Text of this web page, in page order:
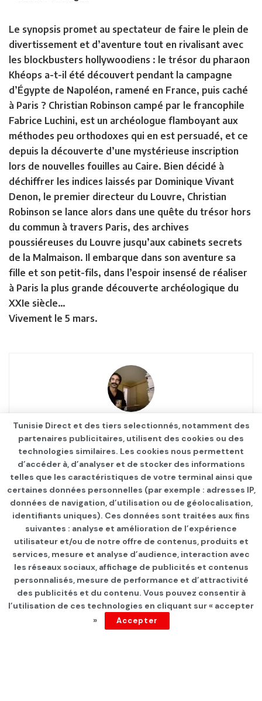
Le synopsis promet au spectateur de faire le plein de
divertissement et d’aventure tout en rivalisant avec
les blockbusters hollywoodiens : le trésor du pharaon
Khéops a-t-il été découvert pendant la campagne
d’Égypte de Napoléon, ramené en France, puis caché
à Paris ? Christian Robinson campé par le francophile
Fabrice Luchini, est un archéologue flamboyant aux
méthodes peu orthodoxes qui en est persuadé, et ce
depuis la découverte d’une mystérieuse inscription
lors de nouvelles fouilles au Caire. Bien décidé à
déchiffrer les indices laissés par Dominique Vivant
Denon, le premier directeur du Louvre, Christian
Robinson se lance alors dans une quête du trésor hors
du commun à travers Paris, des archives
poussiéreuses du Louvre jusqu’aux cabinets secrets
de la Malmaison. Il embarque dans son aventure sa
fille et son petit-fils, dans l’espoir insensé de réaliser
à Paris la plus grande découverte archéologique du
XXIe siècle…
Vivement le 5 mars.
Waley Eddine Messaoudi
Page d'accueil CULTURE
Le documentaire sur la
bataille de Somalie «
Surviving black hawk down »
sur Netflix à partir du 10
Tunisie Direct et des tiers selectionnés, notamment des
partenaires publicitaires, utilisent des cookies ou des
technologies similaires. Les cookies nous permettent
d’accéder à, d’analyser et de stocker des informations
telles que les caractéristiques de votre terminal ainsi que
certaines données personnelles (par exemple : adresses IP,
données de navigation, d’utilisation ou de géolocalisation,
identifiants uniques). Ces données sont traitées aux fins
suivantes : analyse et amélioration de l’expérience
utilisateur et/ou de notre offre de contenus, produits et
services, mesure et analyse d’audience, interaction avec
les réseaux sociaux, affichage de publicités et contenus
personnalisés, mesure de performance et d’attractivité
des publicités et du contenu. Vous pouvez consentir à
l’utilisation de ces technologies en cliquant sur « accepter
»
Accepter